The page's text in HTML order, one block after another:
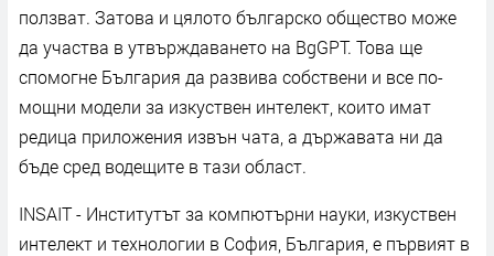
ползват. Затова и цялото българско общество може
да участва в утвърждаването на BgGPT. Това ще
спомогне България да развива собствени и все по-
мощни модели за изкуствен интелект, които имат
редица приложения извън чата, а държавата ни да
бъде сред водещите в тази област.
INSAIT - Институтът за компютърни науки, изкуствен
интелект и технологии в София, България, е първият в